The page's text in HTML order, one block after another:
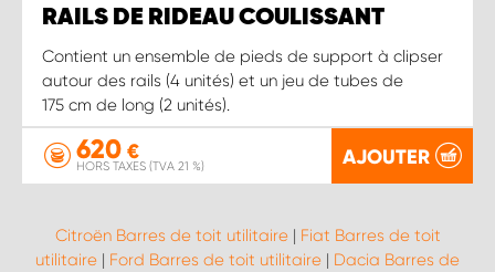
RAILS DE RIDEAU COULISSANT
Contient un ensemble de pieds de support à clipser
autour des rails (4 unités) et un jeu de tubes de
175 cm de long (2 unités).
620 €
HORS TAXES (TVA 21 %) AJOUTER
Citroën Barres de toit utilitaire| Fiat Barres de toit
utilitaire | Ford Barres de toit utilitaire | Dacia Barres de